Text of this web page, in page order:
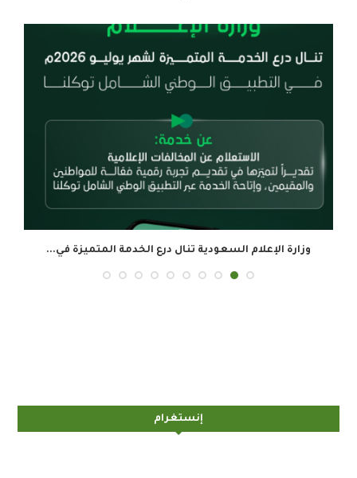
وزارة الإعلام السعودية تنال درع الخدمة المتميزة في...
إنستغرام